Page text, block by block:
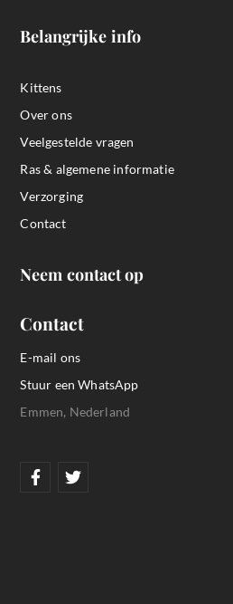
Belangrijke info
Kittens
Over ons
Veelgestelde vragen
Ras & algemene informatie
Verzorging
Contact
Neem contact op
Contact
E-mail ons
Stuur een WhatsApp
Emmen, Nederland